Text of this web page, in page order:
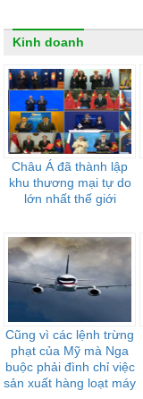
Kinh doanh
Châu Á đã thành lập
khu thương mại tự do
lớn nhất thế giới
Cũng vì các lệnh trừng
phạt của Mỹ mà Nga
buộc phải đình chỉ việc
sản xuất hàng loạt máy